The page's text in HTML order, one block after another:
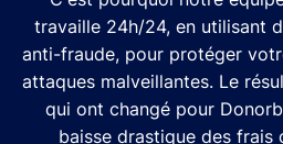
travaille 24h/24, en utilisant
anti-fraude, pour protéger
attaques malveillantes. Le
qui ont changé pour
baisse drastique des